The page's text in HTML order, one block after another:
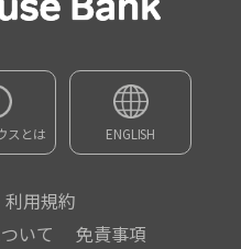
スとは ENGLISH
利用規約
いて
免責事項